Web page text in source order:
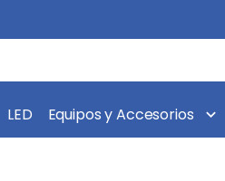
LED Equipos y Accesorios